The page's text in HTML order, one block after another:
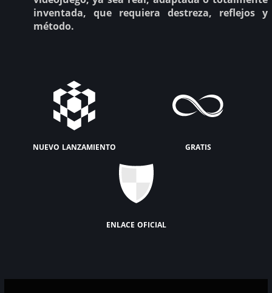
inventada, que requiera destreza, reflejos y
método.
nuevo lanzamiento gratis
enlace oficial